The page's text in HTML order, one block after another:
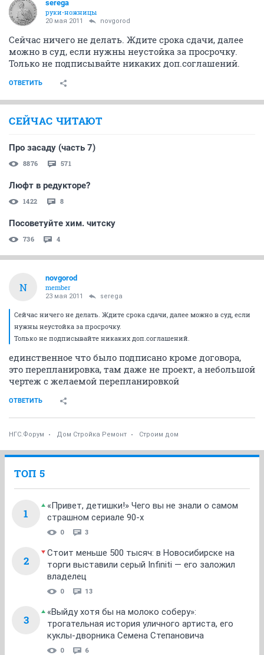
serega
руки-ножницы
20 мая 2011 novgorod
Сейчас ничего не делать. Ждите срока сдачи, далее
можно в суд, если нужны неустойка за просрочку.
Только не подписывайте никаких доп.соглашений.
ОТВЕТИТЬ
СЕЙЧАС ЧИТАЮТ
Про засаду (часть 7)
8876 571
Люфт в редукторе?
1422 8
Посоветуйте хим. читску
736 4
N
novgorod
member
23 мая 2011 serega
Сейчас ничего не делать. Ждите срока сдачи, далее можно в суд, если
нужны неустойка за просрочку.
Только не подписывайте никаких доп.соглашений.
единственное что было подписано кроме договора,
это перепланировка, там даже не проект, а небольшой
чертеж с желаемой перепланировкой
ОТВЕТИТЬ
НГС.Форум Дом Стройка Ремонт Строим дом
ТОП 5
1
«Привет, детишки!» Чего вы не знали о самом
страшном сериале 90-х
0 3
2
Стоит меньше 500 тысяч: в Новосибирске на
торги выставили серый Infiniti — его заложил
владелец
0 13
3
«Выйду хотя бы на молоко соберу»:
трогательная история уличного артиста, его
куклы-дворника Семена Степановича
0 6